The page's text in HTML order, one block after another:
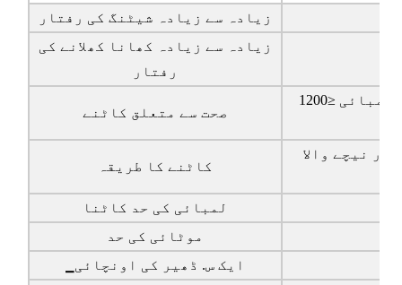
زیادہ سے زیادہ شیٹنگ کی رفتار
زیادہ سے زیادہ کھانا کھلانے کی
رفتار
صحت سے متعلق کاٹنے
کاٹنے کی لمبائی ≤1200mm:+/-0.5mm؛ کاٹنے کی لمبائی
کاٹنے کا طریقہ
نیچے والا
لمبائی کی حد کاٹنا
موٹائی کی حد
▁ایک س. ڈھیر کی اونچائی